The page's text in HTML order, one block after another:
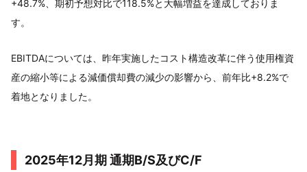
+48.7%、期初予想対比で118.5%と大幅増益を達成しておりま
す。
EBITDAについては、昨年実施したコスト構造改革に伴う使用権資
産の縮小等による減価償却費の減少の影響から、前年比+8.2%で
着地となりました。
2025年12月期 通期B/S及びC/F